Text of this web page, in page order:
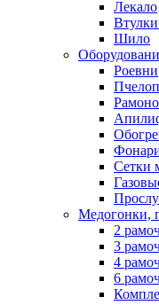
Лекало
Шило
Роевни
Сетки
Медогонки,
2
3
4
6